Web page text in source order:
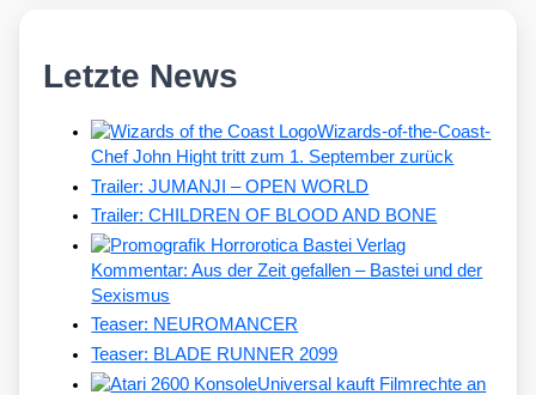
Letzte News
Wizards-of-the-Coast-
Chef John Hight tritt zum 1. September zurück
Trailer: JUMANJI – OPEN WORLD
Trailer: CHILDREN OF BLOOD AND BONE
Kommentar: Aus der Zeit gefallen – Bastei und der
Sexismus
Teaser: NEUROMANCER
Teaser: BLADE RUNNER 2099
Universal kauft Filmrechte an